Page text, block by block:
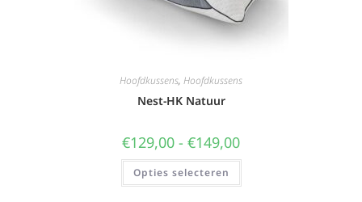
Hoofdkussens, Hoofdkussens
Nest-HK Natuur
€129,00 - €149,00
Opties selecteren